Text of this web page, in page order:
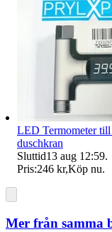
LED Termometer
duschkran
Sluttid13 aug 12:59.
Pris:246 kr,Köp nu.
Mer från samma